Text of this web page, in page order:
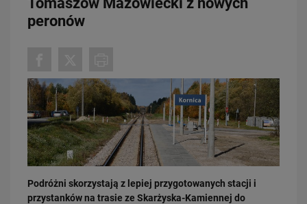
peronów
Podróżni skorzystają z lepiej przygotowanych stacji i
przystanków na trasie ze Skarżyska-Kamiennej do
PRZECZYTAJ